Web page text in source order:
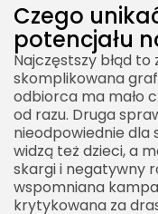
Czego
potencjału
Najczęstszy błąd
skomplikowana
odbiorca ma mało
od razu. Druga
nieodpowiednie dla
widzą też dzieci, a
skargi i negatywny
wspomniana
krytykowana za